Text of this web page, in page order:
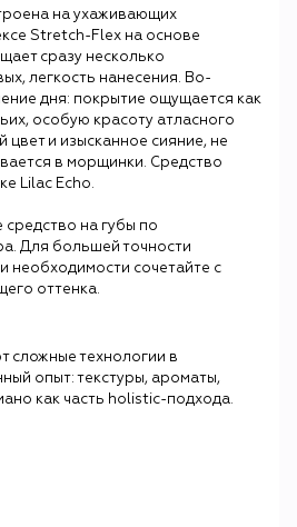
на ухаживающих
Stretch-Flex на основе
сразу несколько
легкость нанесения. Во-
дня: покрытие ощущается как
особую красоту атласного
и изысканное сияние, не
в морщинки. Средство
Lilac Echo.
средство на губы по
Для большей точности
необходимости сочетайте с
оттенка.
сложные технологии в
опыт: текстуры, ароматы,
как часть holistic-подхода.